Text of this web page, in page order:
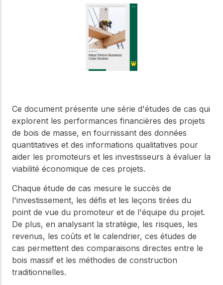
construction en bois.
Outils de
conception
Outils et calculateurs
en toute confiance et
sécurité.
Apprentissage
en ligne
Développez votre
expertise grâce à des
cours en ligne, des
ateliers et des
formations sur la
construction en bois,
les normes et les
meilleures pratiques.
Réseau
d'innovation
Faites connaissance
avec les dirigeants qui
fournissent la direction
stratégique et la
gouvernance de notre
Explorez les offres
d'emploi actuelles et les
opportunités de
développement de
carrière au sein de notre
équipe multidisciplinaire.
Boiseries
Explorez le programme
WoodWorks et
connectez-vous pour
obtenir du support
technique, des conseils
d'experts et accéder à
des ressources pratiques
Ce document présente une série d'études de cas qui
explorent les performances financières des projets
de bois de masse, en fournissant des données
quantitatives et des informations qualitatives pour
aider les promoteurs et les investisseurs à évaluer la
viabilité économique de ces projets.
Chaque étude de cas mesure le succès de
l'investissement, les défis et les leçons tirées du
point de vue du promoteur et de l'équipe du projet.
De plus, en analysant la stratégie, les risques, les
revenus, les coûts et le calendrier, ces études de
cas permettent des comparaisons directes entre le
bois massif et les méthodes de construction
traditionnelles.